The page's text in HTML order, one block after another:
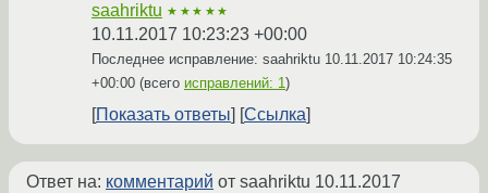
saahriktu ★★★★★
10.11.2017 10:23:23 +00:00
Последнее исправление: saahriktu 10.11.2017 10:24:35
+00:00 (всего исправлений: 1)
Показать ответы Ссылка
Ответ на: комментарий от saahriktu 10.11.2017